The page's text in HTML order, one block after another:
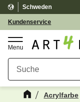
Menü
Kundenservice
Schweden
Acrylfarbe